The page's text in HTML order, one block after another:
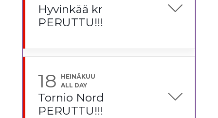
Hyvinkää kr
PERUTTU!!!
18
HEINÄKUU
ALL DAY
Tornio Nord
PERUTTU!!!